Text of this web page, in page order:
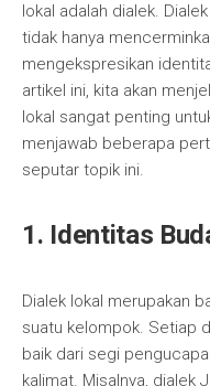
lokal adalah dialek.
tidak hanya
mengekspresikan
artikel ini, kita akan
lokal sangat penting
menjawab beberapa
seputar topik ini.
1. Identitas
Dialek lokal merupakan
suatu kelompok. Setiap
baik dari segi
kalimat. Misalnya, dialek